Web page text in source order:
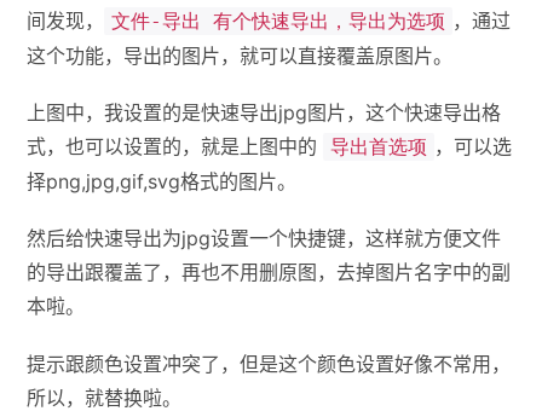
间发现，
文件-导出 有个快速导出，导出为选项 ，通过
这个功能，导出的图片，就可以直接覆盖原图片。
上图中，我设置的是快速导出jpg图片，这个快速导出格
式，也可以设置的，就是上图中的
导出首选项 ，可以选
择png,jpg,gif,svg格式的图片。
然后给快速导出为jpg设置一个快捷键，这样就方便文件
的导出跟覆盖了，再也不用删原图，去掉图片名字中的副
本啦。
提示跟颜色设置冲突了，但是这个颜色设置好像不常用，
所以，就替换啦。